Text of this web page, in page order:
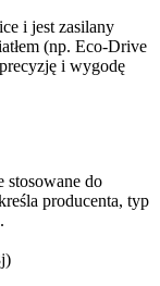
i jest zasilany
(np. Eco-Drive
i wygodę
stosowane do
producenta, typ